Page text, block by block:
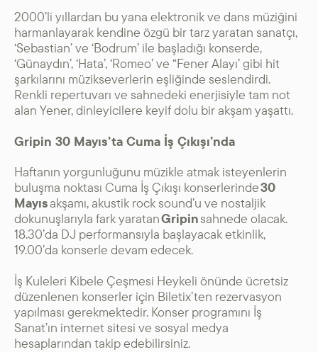
MÜZESI
ATATÜRK KÜTÜPHANESI
SANAT GALERILERI
KÜLTÜREL MIRASA
DESTEK
2000’li yıllardan bu yana elektronik ve dans müziğini
harmanlayarak kendine özgü bir tarz yaratan sanatçı,
‘Sebastian’ ve ‘Bodrum’ ile başladığı konserde,
‘Günaydın’, ‘Hata’, ‘Romeo’ ve “Fener Alayı’ gibi hit
şarkılarını müzikseverlerin eşliğinde seslendirdi.
Renkli repertuvarı ve sahnedeki enerjisiyle tam not
alan Yener, dinleyicilere keyif dolu bir akşam yaşattı.
Gripin 30 Mayıs’ta Cuma İş Çıkışı’nda
Haftanın yorgunluğunu müzikle atmak isteyenlerin
buluşma noktası Cuma İş Çıkışı konserlerinde30
Mayısakşamı, akustik rock sound’u ve nostaljik
dokunuşlarıyla fark yaratanGripinsahnede olacak.
18.30’da DJ performansıyla başlayacak etkinlik,
19.00’da konserle devam edecek.
İş Kuleleri Kibele Çeşmesi Heykeli önünde ücretsiz
düzenlenen konserler için Biletix’ten rezervasyon
yapılması gerekmektedir. Konser programını İş
Sanat’ın internet sitesi ve sosyal medya
hesaplarından takip edebilirsiniz.